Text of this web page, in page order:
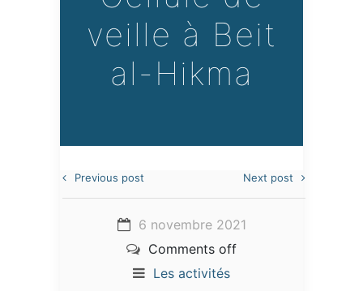
veille à Beit
al-Hikma
Previous post Next post
6 novembre 2021
Comments off
Les activités